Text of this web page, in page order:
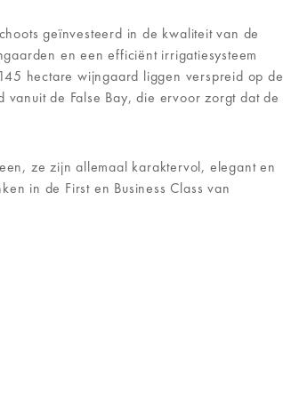
geïnvesteerd in de kwaliteit van de
en een efficiënt irrigatiesysteem
hectare wijngaard liggen verspreid op de
de False Bay, die ervoor zorgt dat de
ze zijn allemaal karaktervol, elegant en
in de First en Business Class van